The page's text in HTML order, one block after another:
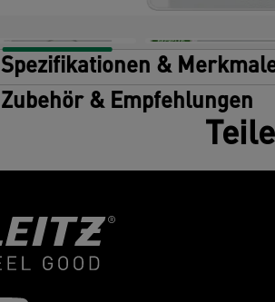
Spezifikationen &
Zubehör & Empfehlungen